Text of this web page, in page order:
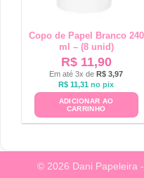
Copo de Papel Branco 240
ml – (8 unid)
R$11,90
Em até 3x de R$ 3,97
R$ 11,31 no pix
ADICIONAR AO
CARRINHO
© 2026 Dani Papeleira